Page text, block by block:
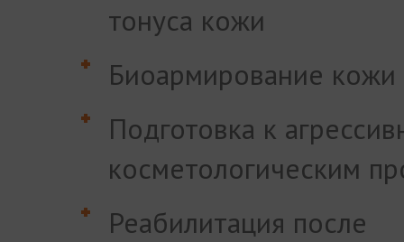
тонуса кожи
Биоармирование кожи
Подготовка к
косметологическим
Реабилитация после